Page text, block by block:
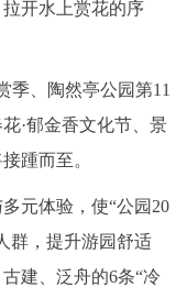
开水上赏花的序
、陶然亭公园第11
·郁金香文化节、景
踵而至。
元体验，使“公园20
群，提升游园舒适
建、泛舟的6条“冷